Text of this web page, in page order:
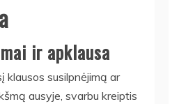
ir apklausa
klausos susilpnėjimą ar
ausyje, svarbu kreiptis